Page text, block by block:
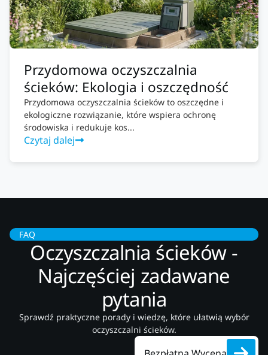
Przydomowa oczyszczalnia
ścieków: Ekologia i oszczędność
Przydomowa oczyszczalnia ścieków to oszczędne i
ekologiczne rozwiązanie, które wspiera ochronę
środowiska i redukuje kos...
Czytaj dalej
FAQ
Oczyszczalnia ścieków -
Najczęściej zadawane
pytania
Sprawdź praktyczne porady i wiedzę, które ułatwią wybór
oczyszczalni ścieków.